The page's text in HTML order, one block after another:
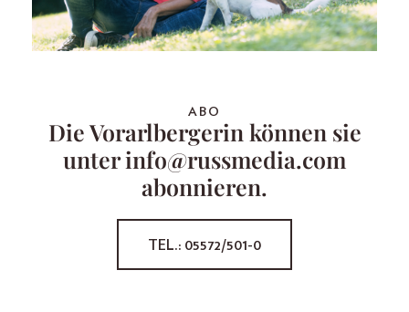
ABO
Die Vorarlbergerin können sie
unter info@russmedia.com
abonnieren.
TEL.: 05572/501-0